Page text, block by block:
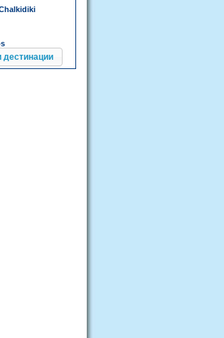
дестинации